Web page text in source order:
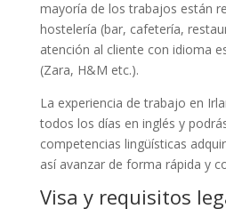
mayoría de los trabajos están
hostelería (bar, cafetería,
atención al cliente con idioma
(Zara, H&M etc.).
La experiencia de trabajo en
todos los días en inglés y
competencias lingüísticas
así avanzar de forma rápida y
Visa y requisitos